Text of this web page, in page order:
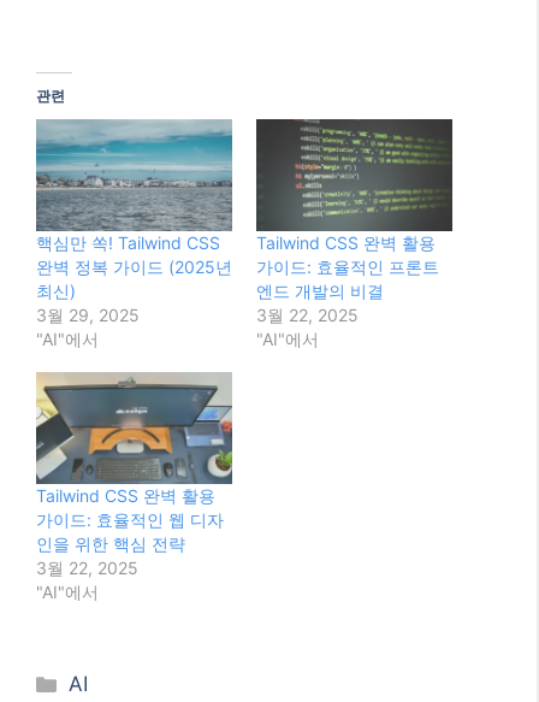
관련
핵심만 쏙! Tailwind CSS
완벽 정복 가이드 (2025년
최신)
3월 29, 2025
"AI"에서
Tailwind CSS 완벽 활용
가이드: 효율적인 프론트
엔드 개발의 비결
3월 22, 2025
"AI"에서
Tailwind CSS 완벽 활용
가이드: 효율적인 웹 디자
인을 위한 핵심 전략
3월 22, 2025
"AI"에서
Categories
AI